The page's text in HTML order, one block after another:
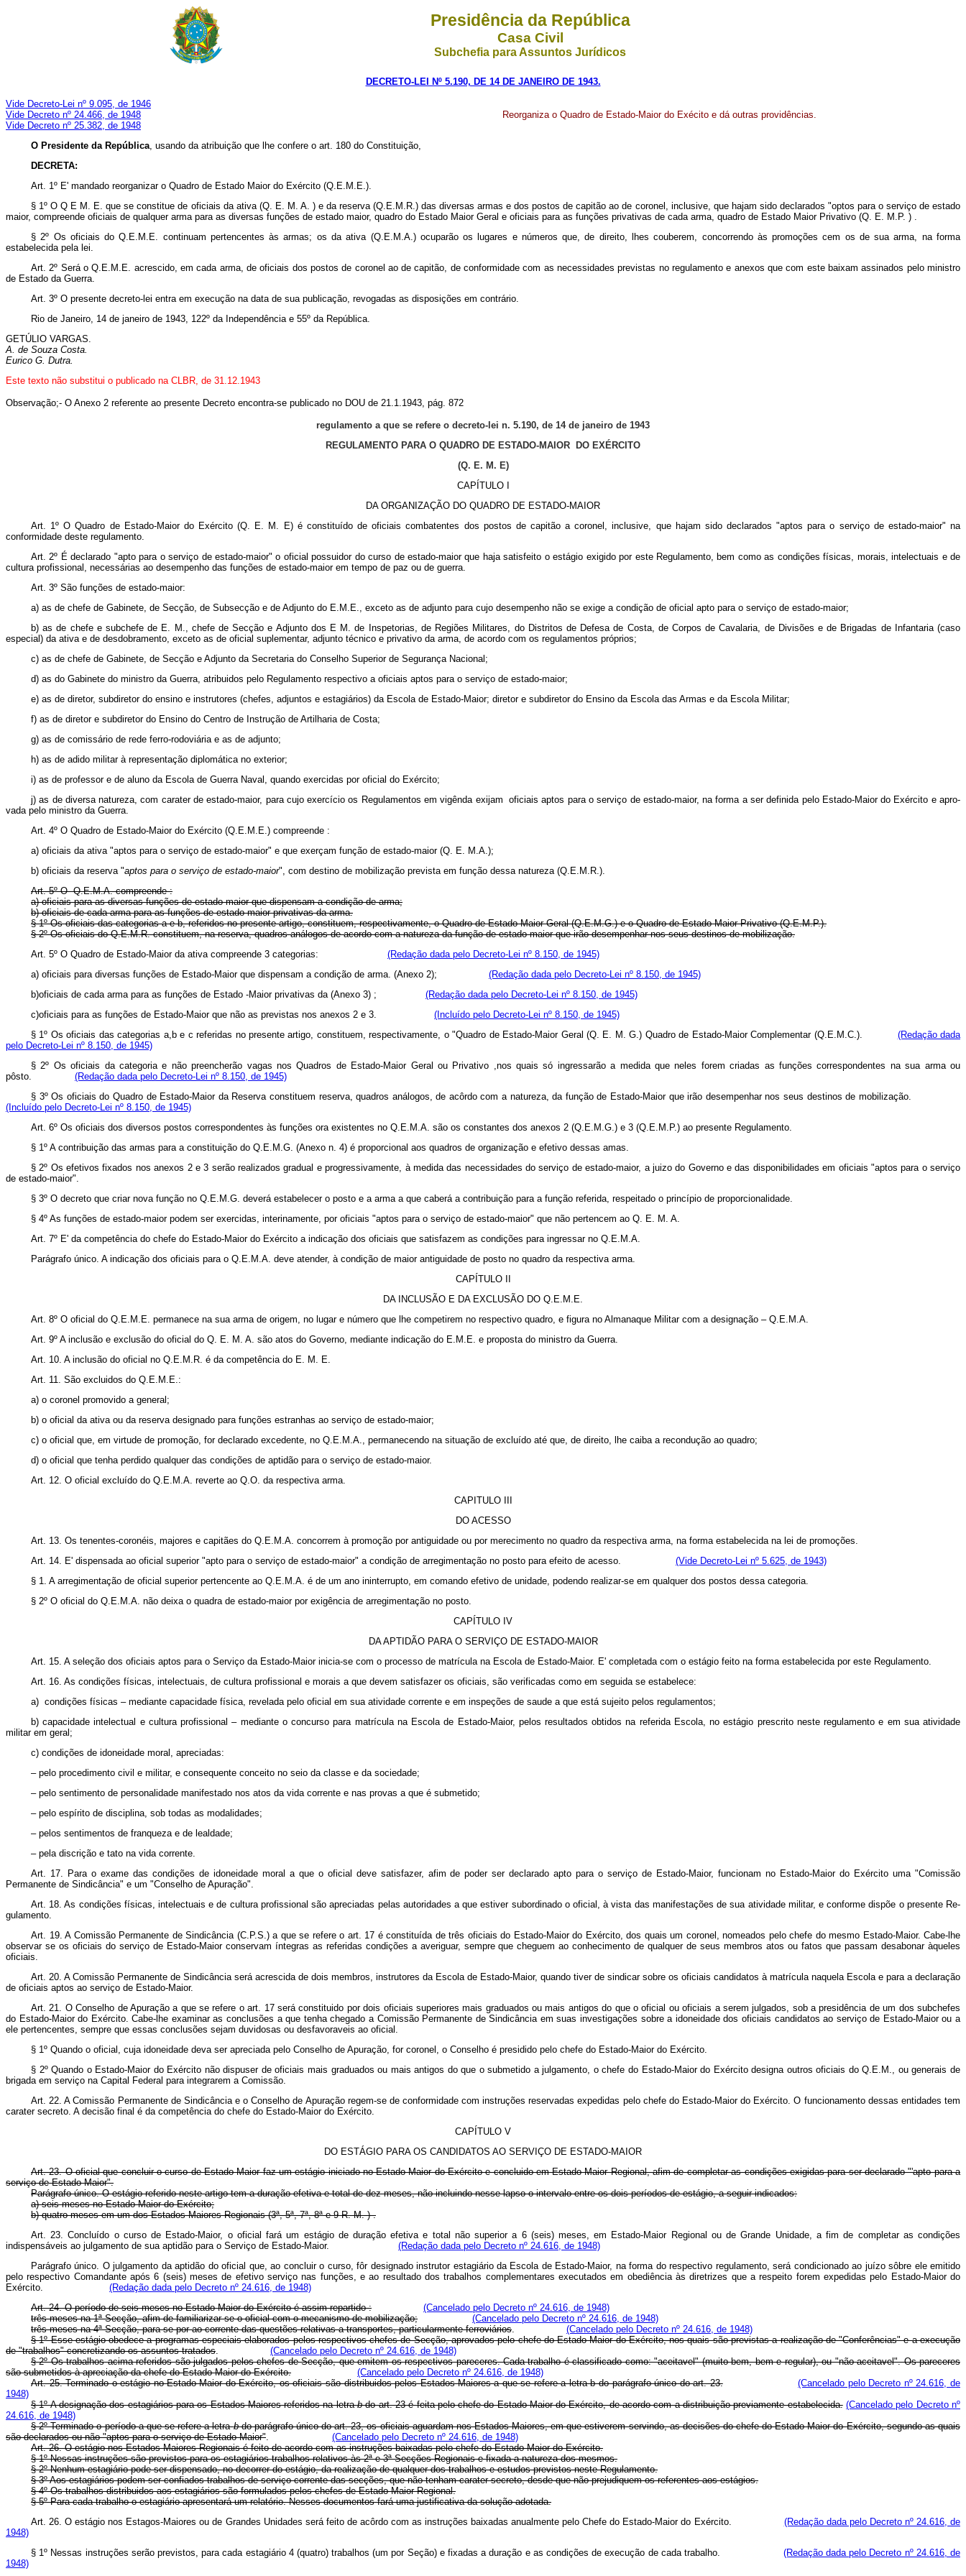
Presidência da República
Casa Civil
Subchefia para Assuntos Jurídicos
DECRETO-LEI Nº 5.190, DE 14 DE JANEIRO DE 1943.
Vide Decreto-Lei nº 9.095, de 1946
Vide Decreto nº 24.466, de 1948
Vide Decreto nº 25.382, de 1948
Reorganiza o Quadro de Estado‑Maior do Exécito e dá outras providências.
O Presidente da República, usando da atribuição que lhe confere o art. 180 do Constituição,
DECRETA:
Art. 1º E' mandado reorganizar o Quadro de Estado Maior do Exército (Q.E.M.E.).
§ 1º O Q E M. E. que se constitue de oficiais da ativa (Q. E. M. A. ) e da reserva (Q.E.M.R.) das diversas armas e dos postos de capitão ao de coronel, inclusive, que hajam sido declarados "optos para o serviço de estado
maior, compreende oficiais de qualquer arma para as diversas funções de estado maior, quadro do Estado Maior Geral e oficiais para as funções privativas de cada arma, quadro de Estado Maior Privativo (Q. E. M.P. ) .
§ 2º Os oficiais do Q.E.M.E. continuam pertencentes às armas; os da ativa (Q.E.M.A.) ocuparão os lugares e números que, de direito, lhes couberem, concorrendo às promoções cem os de sua arma, na forma
estabelecida pela lei.
Art. 2º Será o Q.E.M.E. acrescido, em cada arma, de oficiais dos postos de coronel ao de capitão, de conformidade com as necessidades previstas no regulamento e anexos que com este baixam assinados pelo ministro
de Estado da Guerra.
Art. 3º O presente decreto‑lei entra em execução na data de sua publicação, revogadas as disposições em contrário.
Rio de Janeiro, 14 de janeiro de 1943, 122º da Independência e 55º da República.
GETÚLIO VARGAS.
A. de Souza Costa.
Eurico G. Dutra.
Este texto não substitui o publicado na CLBR, de 31.12.1943
Observação;- O Anexo 2 referente ao presente Decreto encontra-se publicado no DOU de 21.1.1943, pág. 872
regulamento a que se refere o decreto-lei n. 5.190, de 14 de janeiro de 1943
REGULAMENTO PARA O QUADRO DE ESTADO-MAIOR DO EXÉRCITO
(Q. E. M. E)
CAPÍTULO I
DA ORGANIZAÇÃO DO QUADRO DE ESTADO-MAIOR
Art. 1º O Quadro de Estado-Maior do Exército (Q. E. M. E) é constituído de oficiais combatentes dos postos de capitão a coronel, inclusive, que hajam sido declarados "aptos para o serviço de estado-maior" na
conformidade deste regulamento.
Art. 2º É declarado "apto para o serviço de estado-maior" o oficial possuidor do curso de estado-maior que haja satisfeito o estágio exigido por este Regulamento, bem como as condições físicas, morais, intelectuais e de
cultura profissional, necessárias ao desempenho das funções de estado‑maior em tempo de paz ou de guerra.
Art. 3º São funções de estado‑maior:
a) as de chefe de Gabinete, de Secção, de Subsecção e de Adjunto do E.M.E., exceto as de adjunto para cujo desempenho não se exige a condição de oficial apto para o serviço de estado‑maior;
b) as de chefe e subchefe de E. M., chefe de Secção e Adjunto dos E M. de Inspetorias, de Regiões Militares, do Distritos de Defesa de Costa, de Corpos de Cavalaria, de Divisões e de Brigadas de Infantaria (caso
especial) da ativa e de desdobramento, exceto as de oficial suplementar, adjunto técnico e privativo da arma, de acordo com os regulamentos próprios;
c) as de chefe de Gabinete, de Secção e Adjunto da Secretaria do Con­selho Superior de Segurança Nacional;
d) as do Gabinete do ministro da Guerra, atribuidos pelo Regulamento respectivo a oficiais aptos para o serviço de estado‑maior;
e) as de diretor, subdiretor do ensino e instrutores (chefes, adjuntos e estagiários) da Escola de Estado‑Maior; diretor e subdiretor do Ensino da Escola das Armas e da Escola Militar;
f) as de diretor e subdiretor do Ensino do Centro de Instrução de Arti­lharia de Costa;
g) as de comissário de rede ferro‑rodoviária e as de adjunto;
h) as de adido militar à representação diplomática no exterior;
i) as de professor e de aluno da Escola de Guerra Naval, quando exercidas por oficial do Exército;
j) as de diversa natureza, com carater de estado‑maior, para cujo exer­cício os Regulamentos em vigênda exijam oficiais aptos para o serviço de estado‑maior, na forma a ser definida pelo Estado‑Maior do Exército e apro­
vada pelo ministro da Guerra.
Art. 4º O Quadro de Estado‑Maior do Exército (Q.E.M.E.) com­preende :
a) oficiais da ativa "aptos para o serviço de estado‑maior" e que exerçam função de estado‑maior (Q. E. M.A.);
b) oficiais da reserva "aptos para o serviço de estado‑maior", com destino de mobilização prevista em função dessa natureza (Q.E.M.R.).
Art. 5º O Q.E.M.A. compreende :
a) oficiais para as diversas funções de estado‑maior que dispensam a con­dição de arma;
b) oficiais de cada arma para as funções de estado‑maior privativas da arma.
§ 1º Os oficiais das categorias a e b, referidos no presente artigo, consti­tuem, respectivamente, o Quadro de Estado‑Maior Geral (Q.E.M.G.) e o Quadro de Estado‑Maior Privativo (Q.E.M.P.).
§ 2º Os oficiais do Q.E.M.R. constituem, na reserva, quadros análogos de acordo com a natureza da função de estado‑maior que irão desempenhar nos seus destinos de mobilização.
Art. 5º O Quadro de Estado-Maior da ativa compreende 3 categorias: (Redação dada pelo Decreto-Lei nº 8.150, de 1945)
a) oficiais para diversas funções de Estado-Maior que dispensam a condição de arma. (Anexo 2); (Redação dada pelo Decreto-Lei nº 8.150, de 1945)
b)oficiais de cada arma para as funções de Estado -Maior privativas da (Anexo 3) ; (Redação dada pelo Decreto-Lei nº 8.150, de 1945)
c)oficiais para as funções de Estado-Maior que não as previstas nos anexos 2 e 3. (Incluído pelo Decreto-Lei nº 8.150, de 1945)
§ 1º Os oficiais das categorias a,b e c referidas no presente artigo, constituem, respectivamente, o "Quadro de Estado-Maior Geral (Q. E. M. G.) Quadro de Estado-Maior Complementar (Q.E.M.C.). (Redação dada
pelo Decreto-Lei nº 8.150, de 1945)
§ 2º Os oficiais da categoria e não preencherão vagas nos Quadros de Estado-Maior Geral ou Privativo ,nos quais só ingressarão a medida que neles forem criadas as funções correspondentes na sua arma ou
pôsto. (Redação dada pelo Decreto-Lei nº 8.150, de 1945)
§ 3º Os oficiais do Quadro de Estado-Maior da Reserva constituem reserva, quadros análogos, de acôrdo com a natureza, da função de Estado-Maior que irão desempenhar nos seus destinos de mobilização.
(Incluído pelo Decreto-Lei nº 8.150, de 1945)
Art. 6º Os oficiais dos diversos postos correspondentes às funções ora existentes no Q.E.M.A. são os constantes dos anexos 2 (Q.E.M.G.) e 3 (Q.E.M.P.) ao presente Regulamento.
§ 1º A contribuição das armas para a constituição do Q.E.M.G. (Anexo n. 4) é proporcional aos quadros de organização e efetivo dessas amas.
§ 2º Os efetivos fixados nos anexos 2 e 3 serão realizados gradual e pro­gressivamente, à medida das necessidades do serviço de estado‑maior, a juizo do Governo e das disponibilidades em oficiais "aptos para o serviço
de estado‑maior".
§ 3º O decreto que criar nova função no Q.E.M.G. deverá estabelecer o posto e a arma a que caberá a contribuição para a função referida, respeitado o princípio de proporcionalidade.
§ 4º As funções de estado‑maior podem ser exercidas, interinamente, por oficiais "aptos para o serviço de estado‑maior" que não pertencem ao Q. E. M. A.
Art. 7º E' da competência do chefe do Estado‑Maior do Exército a indicação dos oficiais que satisfazem as condições para ingressar no Q.E.M.A.
Parágrafo único. A indicação dos oficiais para o Q.E.M.A. deve atender, à condição de maior antiguidade de posto no quadro da respectiva arma.
CAPÍTULO II
DA INCLUSÃO E DA EXCLUSÃO DO Q.E.M.E.
Art. 8º O oficial do Q.E.M.E. permanece na sua arma de origem, no lugar e número que lhe competirem no respectivo quadro, e figura no Alma­naque Militar com a designação – Q.E.M.A.
Art. 9º A inclusão e exclusão do oficial do Q. E. M. A. são atos do Go­verno, mediante indicação do E.M.E. e proposta do ministro da Guerra.
Art. 10. A inclusão do oficial no Q.E.M.R. é da competência do E. M. E.
Art. 11. São excluidos do Q.E.M.E.:
a) o coronel promovido a general;
b) o oficial da ativa ou da reserva designado para funções estranhas ao serviço de estado‑maior;
c) o oficial que, em virtude de promoção, for declarado excedente, no Q.E.M.A., permanecendo na situação de excluído até que, de direito, lhe caiba a recondução ao quadro;
d) o oficial que tenha perdido qualquer das condições de aptidão para o serviço de estado‑maior.
Art. 12. O oficial excluído do Q.E.M.A. reverte ao Q.O. da res­pectiva arma.
CAPITULO III
DO ACESSO
Art. 13. Os tenentes‑coronéis, majores e capitães do Q.E.M.A. concorrem à promoção por antiguidade ou por merecimento no quadro da res­pectiva arma, na forma estabelecida na lei de promoções.
Art. 14. E' dispensada ao oficial superior "apto para o serviço de estado-­maior" a condição de arregimentação no posto para efeito de acesso. (Vide Decreto-Lei nº 5.625, de 1943)
§ 1. A arregimentação de oficial superior pertencente ao Q.E.M.A. é de um ano ininterrupto, em comando efetivo de unidade, podendo realizar-­se em qualquer dos postos dessa categoria.
§ 2º O oficial do Q.E.M.A. não deixa o quadra de estado‑maior por exigência de arregimentação no posto.
CAPÍTULO IV
DA APTIDÃO PARA O SERVIÇO DE ESTADO‑MAIOR
Art. 15. A seleção dos oficiais aptos para o Serviço da Estado‑Maior inicia‑se com o processo de matrícula na Escola de Estado‑Maior. E' completada com o estágio feito na forma estabelecida por este Regulamento.
Art. 16. As condições físicas, intelectuais, de cultura profissional e morais a que devem satisfazer os oficiais, são verificadas como em seguida se estabelece:
a) condições físicas – mediante capacidade física, revelada pelo oficial em sua atividade corrente e em inspeções de saude a que está sujeito pelos regulamentos;
b) capacidade intelectual e cultura profissional – mediante o concurso para matrícula na Escola de Estado‑Maior, pelos resultados obtidos na referida Escola, no estágio prescrito neste regulamento e em sua atividade
militar em geral;
c) condições de idoneidade moral, apreciadas:
– pelo procedimento civil e militar, e consequente conceito no seio da classe e da sociedade;
– pelo sentimento de personalidade manifestado nos atos da vida cor­rente e nas provas a que é submetido;
– pelo espírito de disciplina, sob todas as modalidades;
– pelos sentimentos de franqueza e de lealdade;
– pela discrição e tato na vida corrente.
Art. 17. Para o exame das condições de idoneidade moral a que o oficial deve satisfazer, afim de poder ser declarado apto para o serviço de Estado-­Maior, funcionam no Estado‑Maior do Exército uma "Comissão
Permanente de Sindicância" e um "Conselho de Apuração".
Art. 18. As condições físicas, intelectuais e de cultura profissional são apreciadas pelas autoridades a que estiver subordinado o oficial, à vista das manifestações de sua atividade militar, e conforme dispõe o presente Re­
gulamento.
Art. 19. A Comissão Permanente de Sindicância (C.P.S.) a que se refere o art. 17 é constituída de três oficiais do Estado‑Maior do Exército, dos quais um coronel, nomeados pelo chefe do mesmo Estado‑Maior. Cabe‑lhe
observar se os oficiais do serviço de Estado‑Maior conservam íntegras as referidas condições a averiguar, sempre que cheguem ao conhecimento de qualquer de seus membros atos ou fatos que passam desabonar àqueles
oficiais.
Art. 20. A Comissão Permanente de Sindicância será acrescida de dois membros, instrutores da Escola de Estado‑Maior, quando tiver de sindicar sobre os oficiais candidatos à matrícula naquela Escola e para a declaração
de oficiais aptos ao serviço de Estado‑Maior.
Art. 21. O Conselho de Apuração a que se refere o art. 17 será consti­tuido por dois oficiais superiores mais graduados ou mais antigos do que o oficial ou oficiais a serem julgados, sob a presidência de um dos subchefes
do Estado‑Maior do Exército. Cabe‑lhe examinar as conclusões a que tenha chegado a Comissão Permanente de Sindicância em suas investigações sobre a idoneidade dos oficiais candidatos ao serviço de Estado‑Maior ou a
ele per­tencentes, sempre que essas conclusões sejam duvidosas ou desfavoraveis ao oficial.
§ 1º Quando o oficial, cuja idoneidade deva ser apreciada pelo Conselho de Apuração, for coronel, o Conselho é presidido pelo chefe do Estado‑Maior do Exército.
§ 2º Quando o Estado‑Maior do Exército não dispuser de oficiais mais graduados ou mais antigos do que o submetido a julgamento, o chefe do Estado‑Maior do Exército designa outros oficiais do Q.E.M., ou generais de
brigada em serviço na Capital Federal para integrarem a Comissão.
Art. 22. A Comissão Permanente de Sindicância e o Conselho de Apu­ração regem‑se de conformidade com instruções reservadas expedidas pelo chefe do Estado‑Maior do Exército. O funcionamento dessas entidades tem
carater secreto. A decisão final é da competência do chefe do Estado‑Maior do Exército.
CAPÍTULO V
DO ESTÁGIO PARA OS CANDIDATOS AO SERVIÇO DE ESTADO‑MAIOR
Art. 23. O oficial que concluir o curso de Estado‑Maior faz um estágio iniciado no Estado‑Maior do Exército e concluido em Estado‑Maior Regional, afim de completar as condições exigidas para ser declarado "'apto para a
ser­viço de Estado‑Maior".
Parágrafo único. O estágio referido neste artigo tem a duração efetiva e total de dez meses, não incluindo nesse lapso o intervalo entre os dois períodos de estágio, a seguir indicados:
a) seis meses no Estado‑Maior do Exército;
b) quatro meses em um dos Estados‑Maiores Regionais (3ª, 5ª, 7ª, 8ª ­e 9 R. M. ) .
Art. 23. Concluído o curso de Estado-Maior, o oficial fará um estágio de duração efetiva e total não superior a 6 (seis) meses, em Estado-Maior Regional ou de Grande Unidade, a fim de completar as condições
indispensáveis ao julgamento de sua aptidão para o Serviço de Estado-Maior. (Redação dada pelo Decreto nº 24.616, de 1948)
Parágrafo único. O julgamento da aptidão do oficial que, ao concluir o curso, fôr designado instrutor estagiário da Escola de Estado-Maior, na forma do respectivo regulamento, será condicionado ao juízo sôbre ele emitido
pelo respectivo Comandante após 6 (seis) meses de efetivo serviço nas funções, e ao resultado dos trabalhos complementares executados em obediência às diretrizes que a respeito forem expedidas pelo Estado-Maior do
Exército. (Redação dada pelo Decreto nº 24.616, de 1948)
Art. 24. O período de seis meses no Estado‑Maior do Exército é assim repartido :
(Cancelado pelo Decreto nº 24.616, de 1948)
três meses na 1ª Secção, afim de familiarizar‑se o oficial com o meca­nismo de mobilização;
(Cancelado pelo Decreto nº 24.616, de 1948)
três meses na 4ª Secção, para se por ao corrente das questões rela­tivas a transportes, particularmente ferroviários. (Cancelado pelo Decreto nº 24.616, de 1948)
§ 1º Esse estágio obedece a programas especiais elaborados pelos res­pectivos chefes de Secção, aprovados pelo chefe do Estado‑Maior do Exército, nos quais são previstas a realização de "Conferências" e a execução
de "tra­balhos" concretizando os assuntos tratados. (Cancelado pelo Decreto nº 24.616, de 1948)
§ 2º Os trabalhos acima referidos são julgados pelos chefes de Secção, que emitem os respectivos pareceres. Cada trabalho é classificado como: "aceitavel" (muito bem, bem e regular), ou "não aceitavel". Os pareceres
são submetidos à apreciação da chefe do Estado‑Maior do Exército.
(Cancelado pelo Decreto nº 24.616, de 1948)
Art. 25. Terminado o estágio no Estado‑Maior do Exército, os oficiais são distribuidos pelos Estados‑Maiores a que se refere a letra b do parágrafo único do art. 23.
(Cancelado pelo Decreto nº 24.616, de
1948)
§ 1º A designação dos estagiários para os Estados‑Maiores referidos na letrabdo art. 23 é feita pelo chefe do Estado‑Maior do Exército, de acordo com a distribuição previamente estabelecida. (Cancelado pelo Decreto nº
24.616, de 1948)
§ 2º Terminado o período a que se refere a letrabdo parágrafo único do art. 23, os oficiais aguardam nos Estados‑Maiores, em que estiverem ser­vindo, as decisões do chefe do Estado‑Maior do Exército, segundo as quais
são declarados ou não "aptos para o serviço de Estado‑Maior". (Cancelado pelo Decreto nº 24.616, de 1948)
Art. 26. O estágio nos Estados‑Maiores Regionais é feito de acordo com as instruções baixadas pelo chefe do Estado‑Maior do Exército.
§ 1º Nessas instruções são previstos para os estagiários trabalhos relativos às 2ª e 3ª Secções Regionais e fixada a natureza dos mesmos.
§ 2º Nenhum estagiário pode ser dispensado, no decorrer do estágio, da realização de qualquer dos trabalhos e estudos previstos neste Regulamento.
§ 3º Aos estagiários podem ser confiados trabalhos de serviço corrente das secções, que não tenham carater secreto, desde que não prejudiquem os referentes aos estágios.
§ 4º Os trabalhos distribuidos aos estagiários são formulados pelos chefes de Estado‑Maior Regional.
§ 5º Para cada trabalho o estagiário apresentará um relatório. Nesses documentos fará uma justificativa da solução adotada.
Art. 26. O estágio nos Estagos-Maiores ou de Grandes Unidades será feito de acôrdo com as instruções baixadas anualmente pelo Chefe do Estado-Maior do Exército. (Redação dada pelo Decreto nº 24.616, de
1948)
§ 1º Nessas instruções serão previstos, para cada estagiário 4 (quatro) trabalhos (um por Seção) e fixadas a duração e as condições de execução de cada trabalho.
(Redação dada pelo Decreto nº 24.616, de
1948)